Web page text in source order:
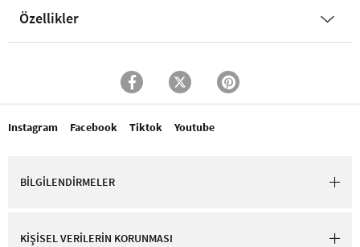
Özellikler
Instagram Facebook Tiktok Youtube
BİLGİLENDİRMELER
KİŞİSEL VERİLERİN KORUNMASI